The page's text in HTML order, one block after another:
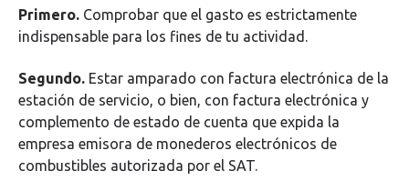
Primero. Comprobar que el gasto es estrictamente
indispensable para los fines de tu actividad.
Segundo. Estar amparado con factura electrónica de la
estación de servicio, o bien, con factura electrónica y
complemento de estado de cuenta que expida la
empresa emisora de monederos electrónicos de
combustibles autorizada por el SAT.